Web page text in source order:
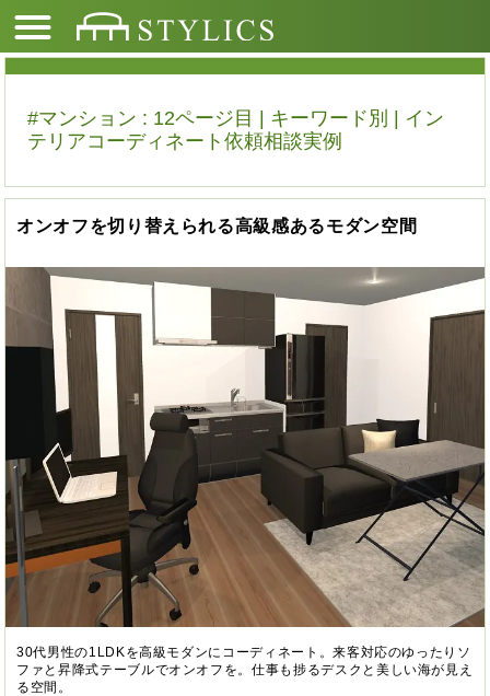
#マンション : 12ページ目 | キーワード別 | イン
テリアコーディネート依頼相談実例
オンオフを切り替えられる高級感あるモダン空間
30代男性の1LDKを高級モダンにコーディネート。来客対応のゆったりソ
ファと昇降式テーブルでオンオフを。仕事も捗るデスクと美しい海が見え
る空間。